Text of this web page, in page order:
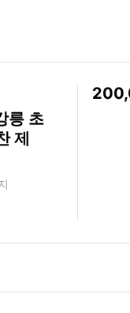
릉 초
제